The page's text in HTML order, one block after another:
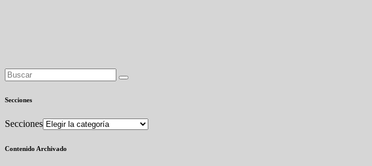
Secciones
Secciones
Contenido Archivado